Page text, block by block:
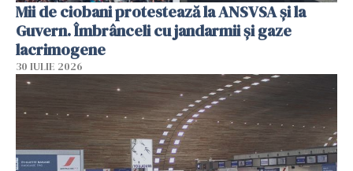
Mii de ciobani protestează la ANSVSA și la
Guvern. Îmbrânceli cu jandarmii și gaze
lacrimogene
30 IULIE 2026